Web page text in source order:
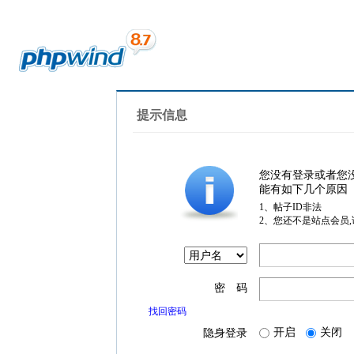
提示信息
您没有登录或者您
能有如下几个原因
1、帖子ID非法
2、您还不是站点会员
密 码
找回密码
隐身登录 开启 关闭